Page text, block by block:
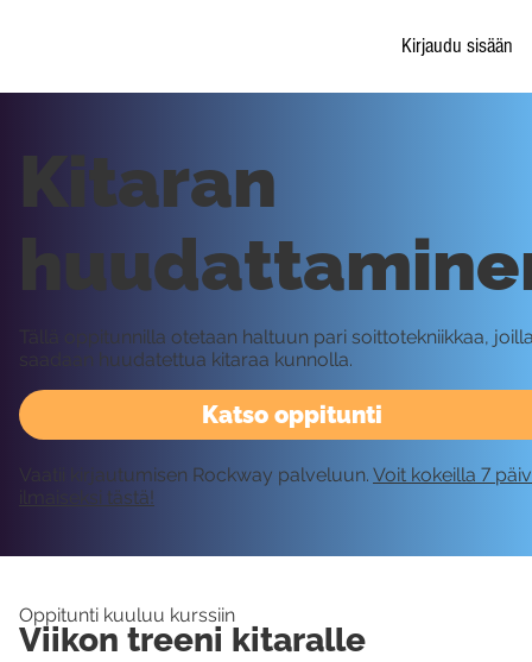
Kirjaudu sisään
Katso oppitunti
Kitaran
Tällä oppitunnilla otetaan haltuun pari soittotekniikkaa,
saadaan huudatettua kitaraa kunnolla.
Vaatii kirjautumisen Rockway palveluun. Voit kokeilla 7
ilmaiseksi tästä!
Oppitunti kuuluu kurssiin
Viikon treeni kitaralle